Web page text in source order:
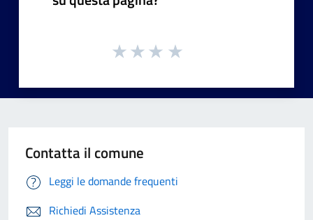
Contatta il comune
Leggi le domande frequenti
Richiedi Assistenza